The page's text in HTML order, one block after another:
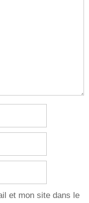
et mon site dans le